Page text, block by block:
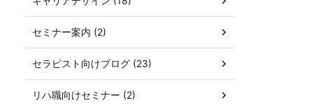
セミナー案内 (2)
セラピスト向けブログ (23)
リハ職向けセミナー (2)